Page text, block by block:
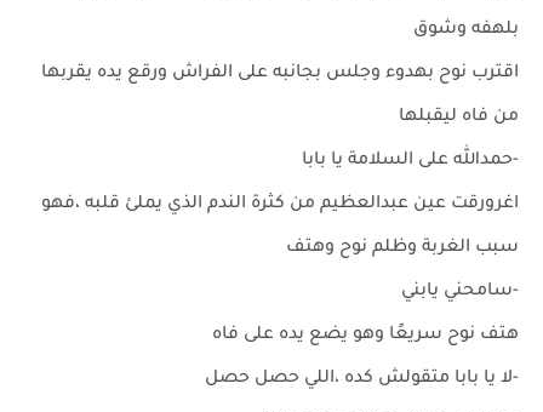
بلهفه وشوق
اقترب نوح بهدوء وجلس بجانبه على الفراش ورقع يده يقربها
من فاه ليقبلها
-حمدالله على السلامة يا بابا
اغرورقت عين عبدالعظيم من كثرة الندم الذي يملئ قلبه ،فهو
سبب الغربة وظلم نوح وهتف
-سامحني يابني
هتف نوح سريعًا وهو يضع يده على فاه
-لا يا بابا متقولش كده ،اللي حصل حصل